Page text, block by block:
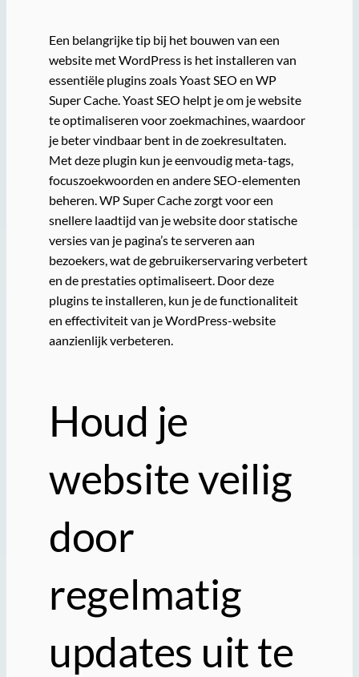
Een belangrijke tip bij het bouwen van een
website met WordPress is het installeren van
essentiële plugins zoals Yoast SEO en WP
Super Cache. Yoast SEO helpt je om je website
te optimaliseren voor zoekmachines, waardoor
je beter vindbaar bent in de zoekresultaten.
Met deze plugin kun je eenvoudig meta-tags,
focuszoekwoorden en andere SEO-elementen
beheren. WP Super Cache zorgt voor een
snellere laadtijd van je website door statische
versies van je pagina’s te serveren aan
bezoekers, wat de gebruikerservaring verbetert
en de prestaties optimaliseert. Door deze
plugins te installeren, kun je de functionaliteit
en effectiviteit van je WordPress-website
aanzienlijk verbeteren.
Houd je
website veilig
door
regelmatig
updates uit te